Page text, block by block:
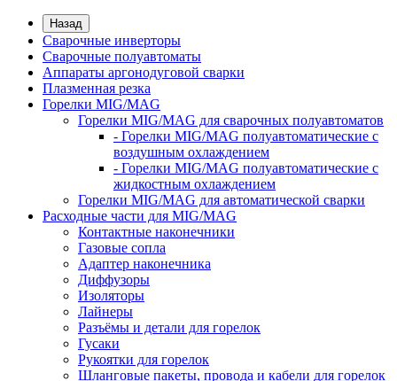
Назад
Сварочные инверторы
Сварочные полуавтоматы
Аппараты аргонодуговой сварки
Плазменная резка
Горелки MIG/MAG
Горелки MIG/MAG для сварочных полуавтоматов
- Горелки MIG/MAG полуавтоматические с
воздушным охлаждением
- Горелки MIG/MAG полуавтоматические с
жидкостным охлаждением
Горелки MIG/MAG для автоматической сварки
Расходные части для MIG/MAG
Контактные наконечники
Газовые сопла
Адаптер наконечника
Диффузоры
Изоляторы
Лайнеры
Разъёмы и детали для горелок
Гусаки
Рукоятки для горелок
Шланговые пакеты, провода и кабели для горелок